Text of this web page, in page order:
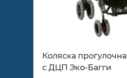
Коляска
с ДЦП Эко-Багги